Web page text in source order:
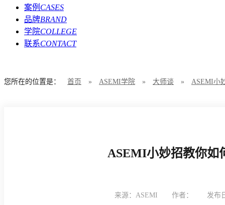
案例 CASES
品牌BRAND
学院COLLEGE
联系CONTACT
您所在的位置是： 首页 » ASEMI学院 » 大师谈 » ASEMI小
ASEMI小妙招教你如
来源：ASEMI 作者： 发布